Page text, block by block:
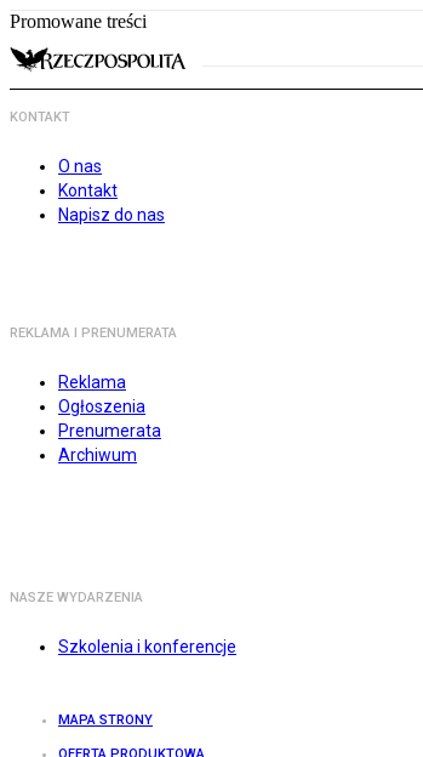
Promowane treści
KONTAKT
O nas
Kontakt
Napisz do nas
REKLAMA I PRENUMERATA
Reklama
Ogłoszenia
Prenumerata
Archiwum
NASZE WYDARZENIA
Szkolenia i konferencje
MAPA STRONY